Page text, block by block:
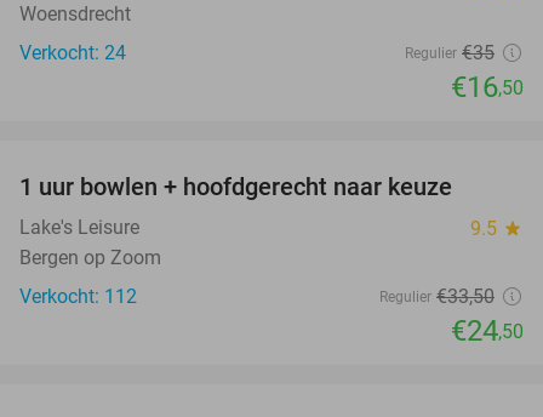
Woensdrecht
Verkocht: 24
Regulier €35
€16,50
1 uur bowlen + hoofdgerecht naar keuze
Lake's Leisure 9.5 star
Bergen op Zoom
Verkocht: 112
Regulier €33,50
€24,50